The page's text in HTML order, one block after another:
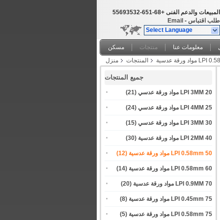
المبيعات والدعم الفنى +86-156-23539655
طلب اقتباس -
Email
Select Language
مسكن منتجات معلومات عنا
منزل
المنتجات
جميع المنتجات
20 LPI 3MM مواد ورقة عدسي (21)
25 LPI 4MM مواد ورقة عدسي (24)
30 LPI 3MM مواد ورقة عدسي (15)
40 LPI 2MM مواد ورقة عدسية (30)
50 LPI 0.58mm مواد ورقة عدسية (12)
60 LPI 0.58mm مواد ورقة عدسية (14)
70 LPI 0.9MM مواد ورقة عدسية (20)
75 LPI 0.45mm مواد ورقة عدسية (8)
75 LPI 0.58mm مواد ورقة عدسية (5)